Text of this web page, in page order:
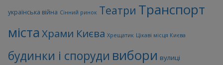
українська війна Сінний ринок Театри Транспорт
міста Храми Києва Хрещатик Цікаві місця Києва
будинки і споруди вибори вулиці